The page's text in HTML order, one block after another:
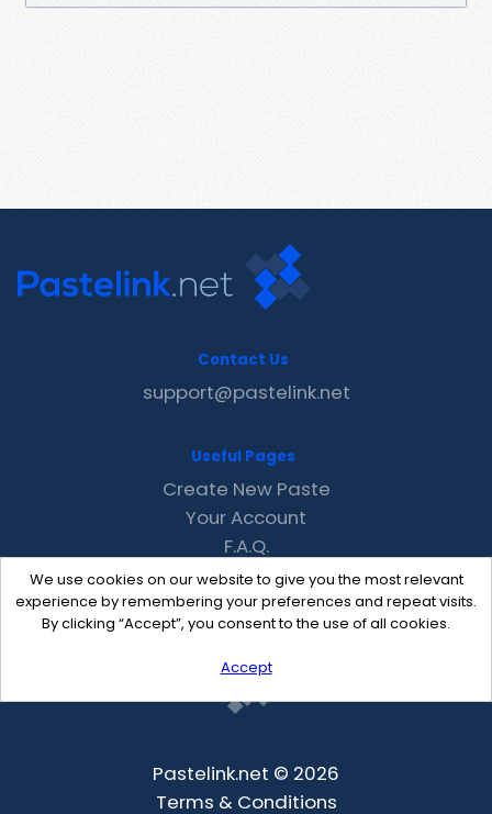
We use cookies on our website to give you the most relevant
experience by remembering your preferences and repeat visits.
By clicking “Accept”, you consent to the use of all cookies.
Accept
Contact Us
support@pastelink.net
Useful Pages
Create New Paste
Your Account
F.A.Q.
Recent
Contact
Pastelink.net © 2026
Terms & Conditions